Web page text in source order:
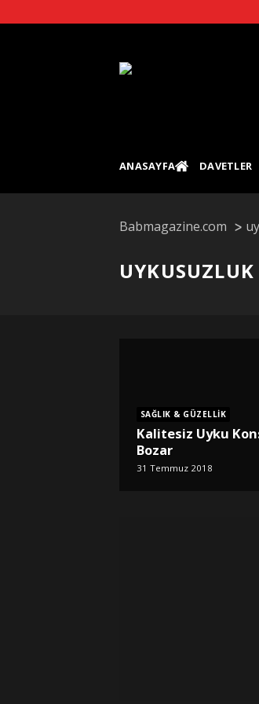
to
ANASAYFA DAVETLER
Babmagazine.com
SAĞLIK & GÜZELLIK
Kalitesiz Uyku
Bozar
31 Temmuz 2018